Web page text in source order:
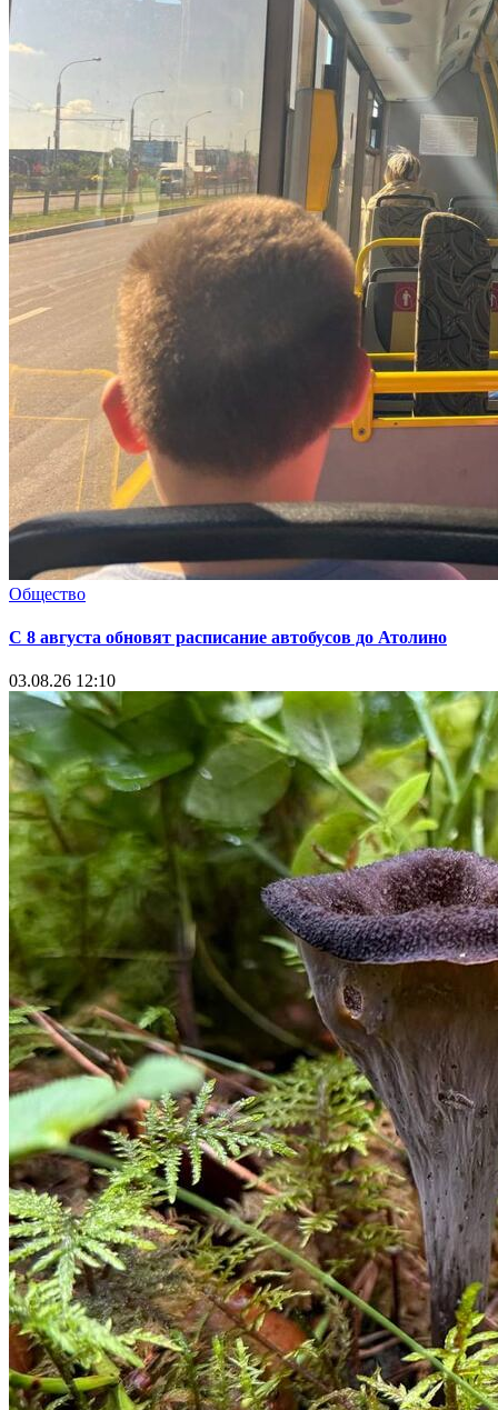
Общество
С 8 августа обновят расписание автобусов до Атолино
03.08.26 12:10